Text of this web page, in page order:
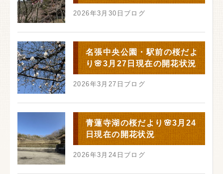
2026年3月30日 ブログ
名張中央公園・駅前の桜だよ
り🌸3月27日現在の開花状況
2026年3月27日 ブログ
青蓮寺湖の桜だより🌸3月24
日現在の開花状況
2026年3月24日 ブログ